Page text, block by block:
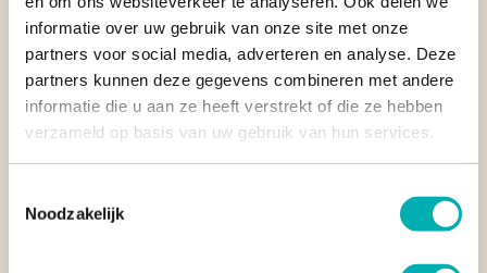
informatie over uw gebruik van onze site met onze
partners voor social media, adverteren en analyse. Deze
partners kunnen deze gegevens combineren met andere
informatie die u aan ze heeft verstrekt of die ze hebben
verzameld op basis van uw gebruik van hun services.
Noodzakelijk
kraakhelder water langs koraal dat in topconditie verkeert.
Voor de beste ervaring snorkel je
daar is het ecosysteem het meest indrukwekkend en divers.